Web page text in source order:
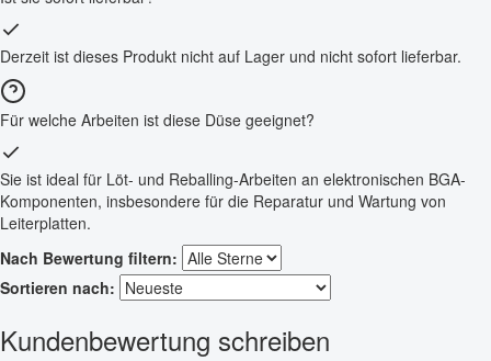
Derzeit ist dieses Produkt nicht auf Lager und nicht sofort lieferbar.
Für welche Arbeiten ist diese Düse geeignet?
Sie ist ideal für Löt- und Reballing-Arbeiten an elektronischen BGA-
Komponenten, insbesondere für die Reparatur und Wartung von
Leiterplatten.
Nach Bewertung filtern:
Sortieren nach:
Kundenbewertung schreiben